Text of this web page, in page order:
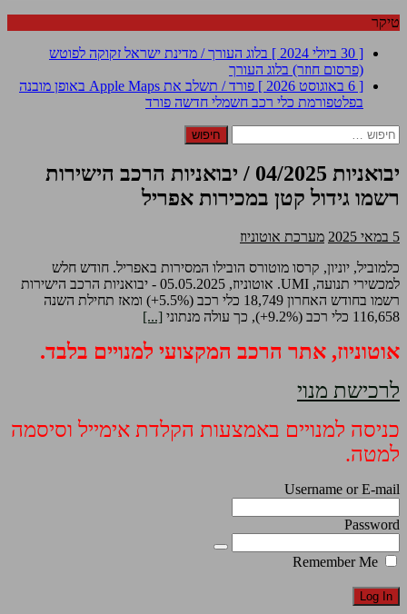
טיקר
[ 30 ביולי 2024 ]
בלוג העורך / מדינת ישראל זקוקה לפוטש
(פרסום חוזר) בלוג העורך
[ 6 באוגוסט 2026 ]
פורד / תשלב את Apple Maps באופן מובנה
בפלטפורמת כלי רכב חשמלי חדשה פורד
חיפוש:
יבואניות 04/2025 / יבואניות הרכב הישירות
רשמו גידול קטן במכירות אפריל
5 במאי 2025
מערכת אוטוניוז
כלמוביל, יוניון, קרסו מוטורס הובילו המסירות באפריל. חודש חלש
למכשירי תנועה, UMI. אוטוניוז, 05.05.2025 - יבואניות הרכב הישירות
רשמו בחודש האחרון 18,749 כלי רכב (5.5%+) ומאז תחילת השנה
116,658 כלי רכב (9.2%+), כך עולה מנתוני
[...]
אוטוניוז, אתר הרכב המקצועי למנויים בלבד.
לרכישת מנוי
כניסה למנויים באמצעות הקלדת אימייל וסיסמה
למטה.
Username or E-mail
Password